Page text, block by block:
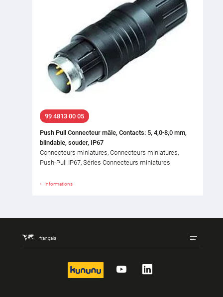
99 4813 00 05
Push Pull Connecteur mâle, Contacts: 5, 4,0-8,0 mm,
blindable, souder, IP67
Connecteurs miniatures, Connecteurs miniatures,
Push-Pull IP67, Séries Connecteurs miniatures
Informations
français
kununu YouTubeLinkedIn